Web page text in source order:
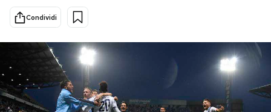
Cultura
Economia
Sport
Mondiali calcio 2026
PODCAST
Condividi